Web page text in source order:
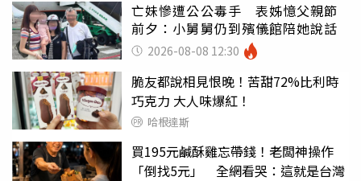
亡妹慘遭公公毒手 表姊憶父親節
前夕：小舅舅仍到殯儀館陪她說話
2026-08-08 12:30
脆友都說相見恨晚！苦甜72%比利時
巧克力 大人味爆紅！
哈根達斯
買195元鹹酥雞忘帶錢！老闆神操作
「倒找5元」 全網看哭：這就是台灣